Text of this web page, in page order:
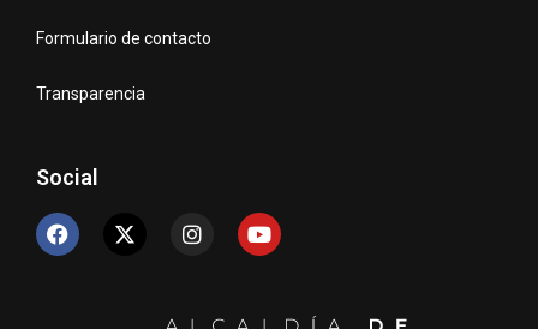
Formulario de contacto
Transparencia
Social